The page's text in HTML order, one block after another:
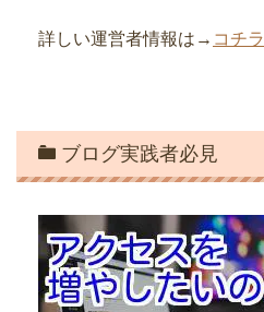
詳しい運営者情報は→ コチラ
ブログ実践者必見